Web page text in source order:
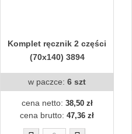
Komplet ręcznik 2 części
(70x140) 3894
w paczce: 6 szt
cena netto: 38,50 zł
cena brutto: 47,36 zł